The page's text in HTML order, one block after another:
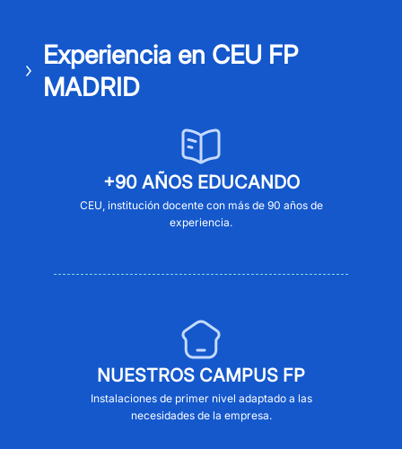
Experiencia en CEU FP
MADRID
+90 AÑOS EDUCANDO
CEU, institución docente con más de 90 años de
experiencia.
NUESTROS CAMPUS FP
Instalaciones de primer nivel adaptado a las
necesidades de la empresa.